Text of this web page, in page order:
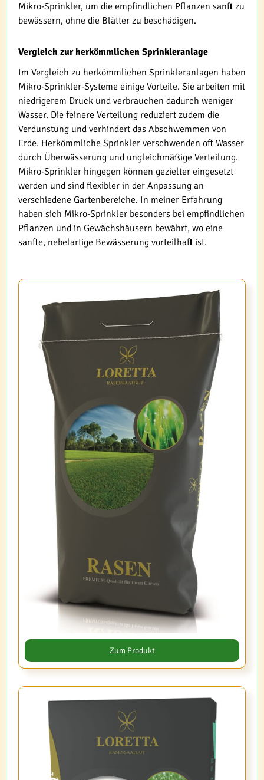
Mikro-Sprinkler, um die empfindlichen Pflanzen sanft zu
bewässern, ohne die Blätter zu beschädigen.
Vergleich zur herkömmlichen Sprinkleranlage
Im Vergleich zu herkömmlichen Sprinkleranlagen haben
Mikro-Sprinkler-Systeme einige Vorteile. Sie arbeiten mit
niedrigerem Druck und verbrauchen dadurch weniger
Wasser. Die feinere Verteilung reduziert zudem die
Verdunstung und verhindert das Abschwemmen von
Erde. Herkömmliche Sprinkler verschwenden oft Wasser
durch Überwässerung und ungleichmäßige Verteilung.
Mikro-Sprinkler hingegen können gezielter eingesetzt
werden und sind flexibler in der Anpassung an
verschiedene Gartenbereiche. In meiner Erfahrung
haben sich Mikro-Sprinkler besonders bei empfindlichen
Pflanzen und in Gewächshäusern bewährt, wo eine
sanfte, nebelartige Bewässerung vorteilhaft ist.
Zum Produkt